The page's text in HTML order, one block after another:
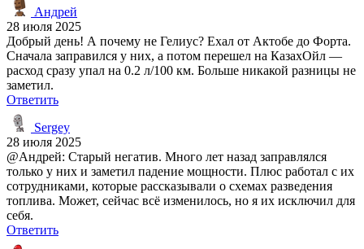
Андрей
28 июля 2025
Добрый день! А почему не Гелиус? Ехал от Актобе до Форта.
Сначала заправился у них, а потом перешел на КазахОйл —
расход сразу упал на 0.2 л/100 км. Больше никакой разницы не
заметил.
Ответить
Sergey
28 июля 2025
@Андрей: Старый негатив. Много лет назад заправлялся
только у них и заметил падение мощности. Плюс работал с их
сотрудниками, которые рассказывали о схемах разведения
топлива. Может, сейчас всё изменилось, но я их исключил для
себя.
Ответить